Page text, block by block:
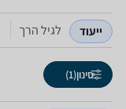
ייעוד לגיל הרך
סינון(1)